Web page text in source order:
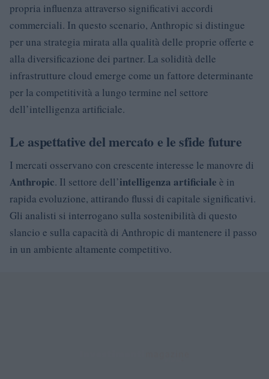
propria influenza attraverso significativi accordi
commerciali. In questo scenario, Anthropic si distingue
per una strategia mirata alla qualità delle proprie offerte e
alla diversificazione dei partner. La solidità delle
infrastrutture cloud emerge come un fattore determinante
per la competitività a lungo termine nel settore
dell’intelligenza artificiale.
Le aspettative del mercato e le sfide future
I mercati osservano con crescente interesse le manovre di
Anthropic. Il settore dell’intelligenza artificiale è in
rapida evoluzione, attirando flussi di capitale significativi.
Gli analisti si interrogano sulla sostenibilità di questo
slancio e sulla capacità di Anthropic di mantenere il passo
in un ambiente altamente competitivo.